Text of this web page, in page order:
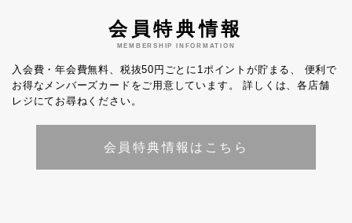
会員特典情報
MEMBERSHIP INFORMATION
入会費・年会費無料、税抜50円ごとに1ポイントが貯まる、
便利で
お得なメンバーズカードをご用意しています。
詳しくは、各店舗
レジにてお尋ねください。
会員特典情報はこちら